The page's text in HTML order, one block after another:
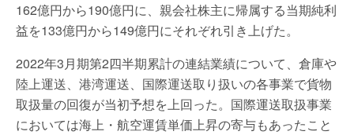
162億円から190億円に、親会社株主に帰属する当期純利
益を133億円から149億円にそれぞれ引き上げた。
2022年3月期第2四半期累計の連結業績について、倉庫や
陸上運送、港湾運送、国際運送取り扱いの各事業で貨物
取扱量の回復が当初予想を上回った。国際運送取扱事業
においては海上・航空運賃単価上昇の寄与もあったこと